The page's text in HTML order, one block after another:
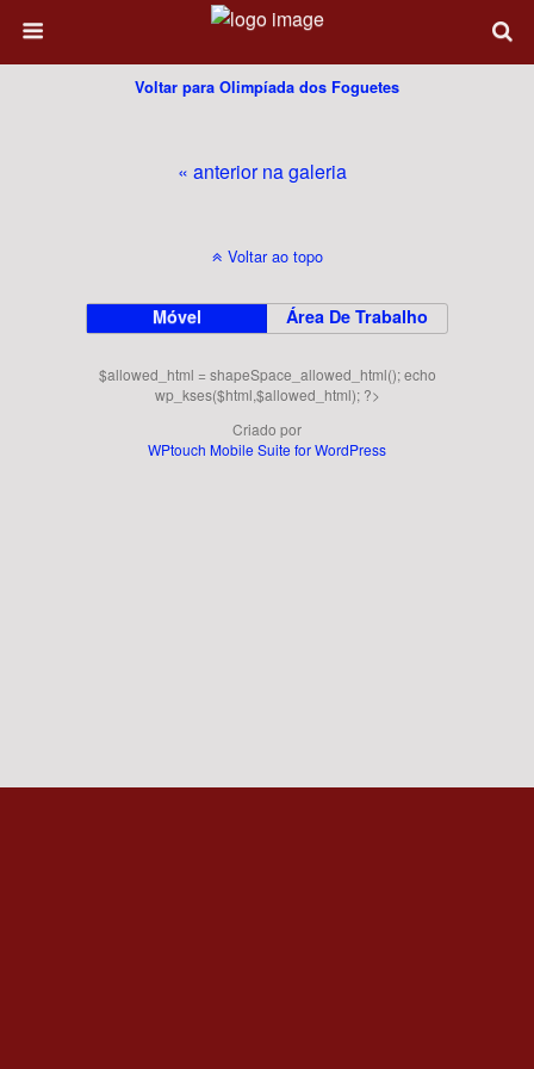
Voltar para Olimpíada dos Foguetes
« anterior na galeria
Voltar ao topo
Móvel Área De Trabalho
$allowed_html = shapeSpace_allowed_html(); echo
wp_kses($html,$allowed_html); ?>
Criado por
WPtouch Mobile Suite for WordPress